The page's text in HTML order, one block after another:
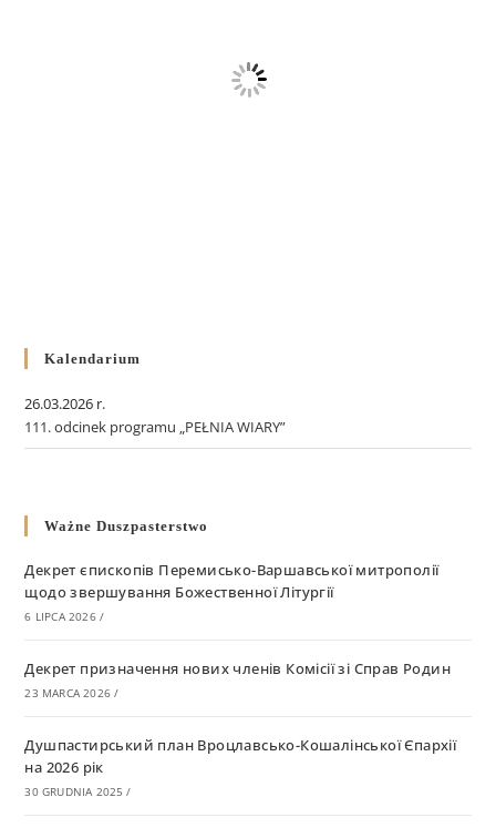
Kalendarium
26.03.2026 r.
111. odcinek programu „PEŁNIA WIARY”
Ważne Duszpasterstwo
Декрет єпископів Перемисько-Варшавської митрополії
щодо звершування Божественної Літургії
6 LIPCA 2026 /
Декрет призначення нових членів Комісії зі Справ Родин
23 MARCA 2026 /
Душпастирський план Вроцлавсько-Кошалінської Єпархії
на 2026 рік
30 GRUDNIA 2025 /